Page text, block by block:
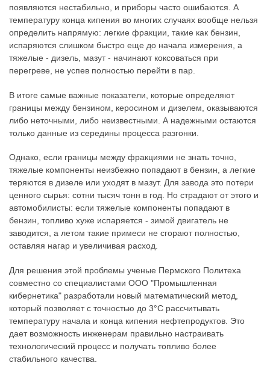
появляются нестабильно, и приборы часто ошибаются. А
температуру конца кипения во многих случаях вообще нельзя
определить напрямую: легкие фракции, такие как бензин,
испаряются слишком быстро еще до начала измерения, а
тяжелые - дизель, мазут - начинают коксоваться при
перегреве, не успев полностью перейти в пар.
В итоге самые важные показатели, которые определяют
границы между бензином, керосином и дизелем, оказываются
либо неточными, либо неизвестными. А надежными остаются
только данные из середины процесса разгонки.
Однако, если границы между фракциями не знать точно,
тяжелые компоненты неизбежно попадают в бензин, а легкие
теряются в дизеле или уходят в мазут. Для завода это потери
ценного сырья: сотни тысяч тонн в год. Но страдают от этого и
автомобилисты: если тяжелые компоненты попадают в
бензин, топливо хуже испаряется - зимой двигатель не
заводится, а летом такие примеси не сгорают полностью,
оставляя нагар и увеличивая расход.
Для решения этой проблемы ученые Пермского Политеха
совместно со специалистами ООО "Промышленная
кибернетика" разработали новый математический метод,
который позволяет с точностью до 3°C рассчитывать
температуру начала и конца кипения нефтепродуктов. Это
дает возможность инженерам правильно настраивать
технологический процесс и получать топливо более
стабильного качества.